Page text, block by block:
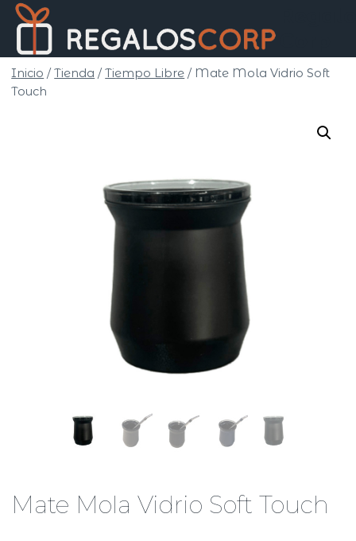
Saltar
contenido
Inicio / Tienda / Tiempo Libre / Mate Mola Vidrio Soft
Touch
Mate Mola Vidrio Soft Touch